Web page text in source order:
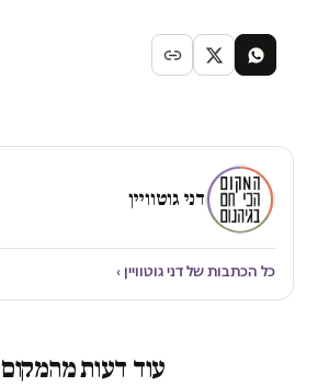
דני גוטוויין
כל הכתבות של דני גוטוויין ›
עוד דעות מהמקום